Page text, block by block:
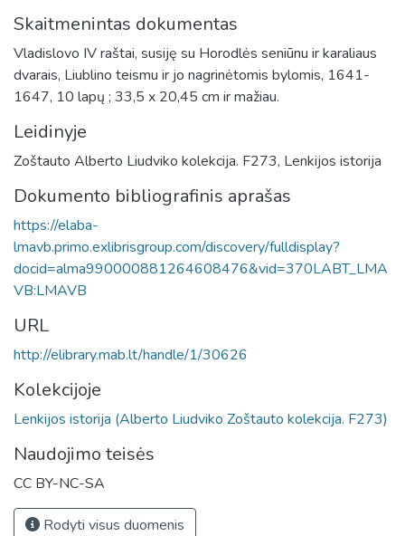
Skaitmenintas dokumentas
Vladislovo IV raštai, susiję su Horodlės seniūnu ir karaliaus
dvarais, Liublino teismu ir jo nagrinėtomis bylomis, 1641-
1647, 10 lapų ; 33,5 x 20,45 cm ir mažiau.
Leidinyje
Zoštauto Alberto Liudviko kolekcija. F273, Lenkijos istorija
Dokumento bibliografinis aprašas
https://elaba-
lmavb.primo.exlibrisgroup.com/discovery/fulldisplay?
docid=alma990000881264608476&vid=370LABT_LMA
VB:LMAVB
URL
http://elibrary.mab.lt/handle/1/30626
Kolekcijoje
Lenkijos istorija (Alberto Liudviko Zoštauto kolekcija. F273)
Naudojimo teisės
CC BY-NC-SA
Rodyti visus duomenis